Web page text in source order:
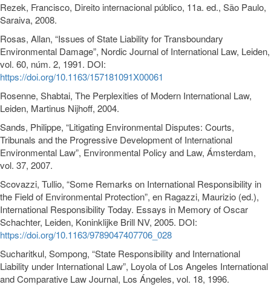
Rezek, Francisco, Direito internacional público, 11a. ed., São Paulo,
Saraiva, 2008.
Rosas, Allan, “Issues of State Liability for Transboundary
Environmental Damage”, Nordic Journal of International Law, Leiden,
vol. 60, núm. 2, 1991. DOI:
https://doi.org/10.1163/157181091X00061
Rosenne, Shabtai, The Perplexities of Modern International Law,
Leiden, Martinus Nijhoff, 2004.
Sands, Philippe, “Litigating Environmental Disputes: Courts,
Tribunals and the Progressive Development of International
Environmental Law”, Environmental Policy and Law, Ámsterdam,
vol. 37, 2007.
Scovazzi, Tullio, “Some Remarks on International Responsibility in
the Field of Environmental Protection”, en Ragazzi, Maurizio (ed.),
International Responsibility Today. Essays in Memory of Oscar
Schachter, Leiden, Koninklijke Brill NV, 2005. DOI:
https://doi.org/10.1163/9789047407706_028
Sucharitkul, Sompong, “State Responsibility and International
Liability under International Law”, Loyola of Los Angeles International
and Comparative Law Journal, Los Ángeles, vol. 18, 1996.